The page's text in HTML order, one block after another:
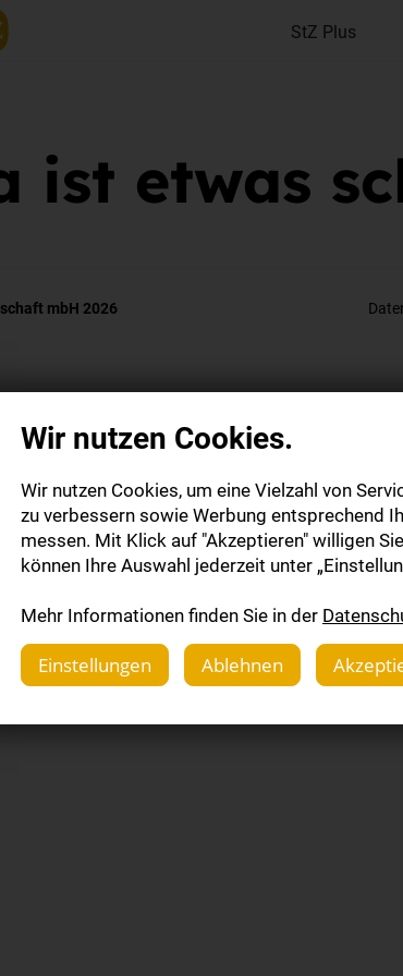
StZ Plus
ist etwas
mbH 2026
Wir nutzen Cookies.
Wir nutzen Cookies, um eine Vielzahl von
zu verbessern sowie Werbung entsprechend
messen. Mit Klick auf "Akzeptieren" willigen
können Ihre Auswahl jederzeit unter
Mehr Informationen finden Sie in der
Einstellungen
Ablehnen